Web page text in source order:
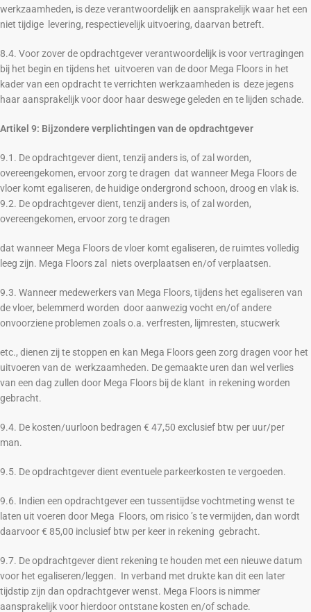
werkzaamheden, is deze verantwoordelijk en aansprakelijk waar het een
niet tijdige levering, respectievelijk uitvoering, daarvan betreft.
8.4. Voor zover de opdrachtgever verantwoordelijk is voor vertragingen
bij het begin en tijdens het uitvoeren van de door Mega Floors in het
kader van een opdracht te verrichten werkzaamheden is deze jegens
haar aansprakelijk voor door haar deswege geleden en te lijden schade.
Artikel 9: Bijzondere verplichtingen van de opdrachtgever
9.1. De opdrachtgever dient, tenzij anders is, of zal worden,
overeengekomen, ervoor zorg te dragen dat wanneer Mega Floors de
vloer komt egaliseren, de huidige ondergrond schoon, droog en vlak is.
9.2. De opdrachtgever dient, tenzij anders is, of zal worden,
overeengekomen, ervoor zorg te dragen
dat wanneer Mega Floors de vloer komt egaliseren, de ruimtes volledig
leeg zijn. Mega Floors zal niets overplaatsen en/of verplaatsen.
9.3. Wanneer medewerkers van Mega Floors, tijdens het egaliseren van
de vloer, belemmerd worden door aanwezig vocht en/of andere
onvoorziene problemen zoals o.a. verfresten, lijmresten, stucwerk
etc., dienen zij te stoppen en kan Mega Floors geen zorg dragen voor het
uitvoeren van de werkzaamheden. De gemaakte uren dan wel verlies
van een dag zullen door Mega Floors bij de klant in rekening worden
gebracht.
9.4. De kosten/uurloon bedragen € 47,50 exclusief btw per uur/per
man.
9.5. De opdrachtgever dient eventuele parkeerkosten te vergoeden.
9.6. Indien een opdrachtgever een tussentijdse vochtmeting wenst te
laten uit voeren door Mega Floors, om risico ’s te vermijden, dan wordt
daarvoor € 85,00 inclusief btw per keer in rekening gebracht.
9.7. De opdrachtgever dient rekening te houden met een nieuwe datum
voor het egaliseren/leggen. In verband met drukte kan dit een later
tijdstip zijn dan opdrachtgever wenst. Mega Floors is nimmer
aansprakelijk voor hierdoor ontstane kosten en/of schade.